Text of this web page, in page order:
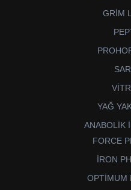
GRİM
YAĞ
ANABOLİK
FORCE
İRON
OPTİMUM